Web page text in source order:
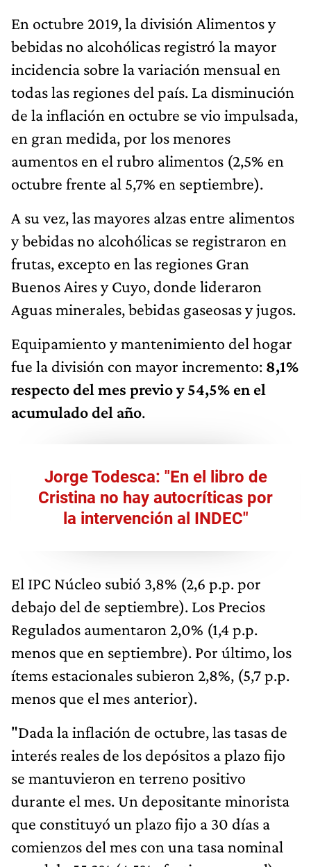
En octubre 2019, la división Alimentos y
bebidas no alcohólicas registró la mayor
incidencia sobre la variación mensual en
todas las regiones del país. La disminución
de la inflación en octubre se vio impulsada,
en gran medida, por los menores
aumentos en el rubro alimentos (2,5% en
octubre frente al 5,7% en septiembre).
A su vez, las mayores alzas entre alimentos
y bebidas no alcohólicas se registraron en
frutas, excepto en las regiones Gran
Buenos Aires y Cuyo, donde lideraron
Aguas minerales, bebidas gaseosas y jugos.
Equipamiento y mantenimiento del hogar
fue la división con mayor incremento: 8,1%
respecto del mes previo y 54,5% en el
acumulado del año.
Jorge Todesca: "En el libro de
Cristina no hay autocríticas por
la intervención al INDEC"
El IPC Núcleo subió 3,8% (2,6 p.p. por
debajo del de septiembre). Los Precios
Regulados aumentaron 2,0% (1,4 p.p.
menos que en septiembre). Por último, los
ítems estacionales subieron 2,8%, (5,7 p.p.
menos que el mes anterior).
"Dada la inflación de octubre, las tasas de
interés reales de los depósitos a plazo fijo
se mantuvieron en terreno positivo
durante el mes. Un depositante minorista
que constituyó un plazo fijo a 30 días a
comienzos del mes con una tasa nominal